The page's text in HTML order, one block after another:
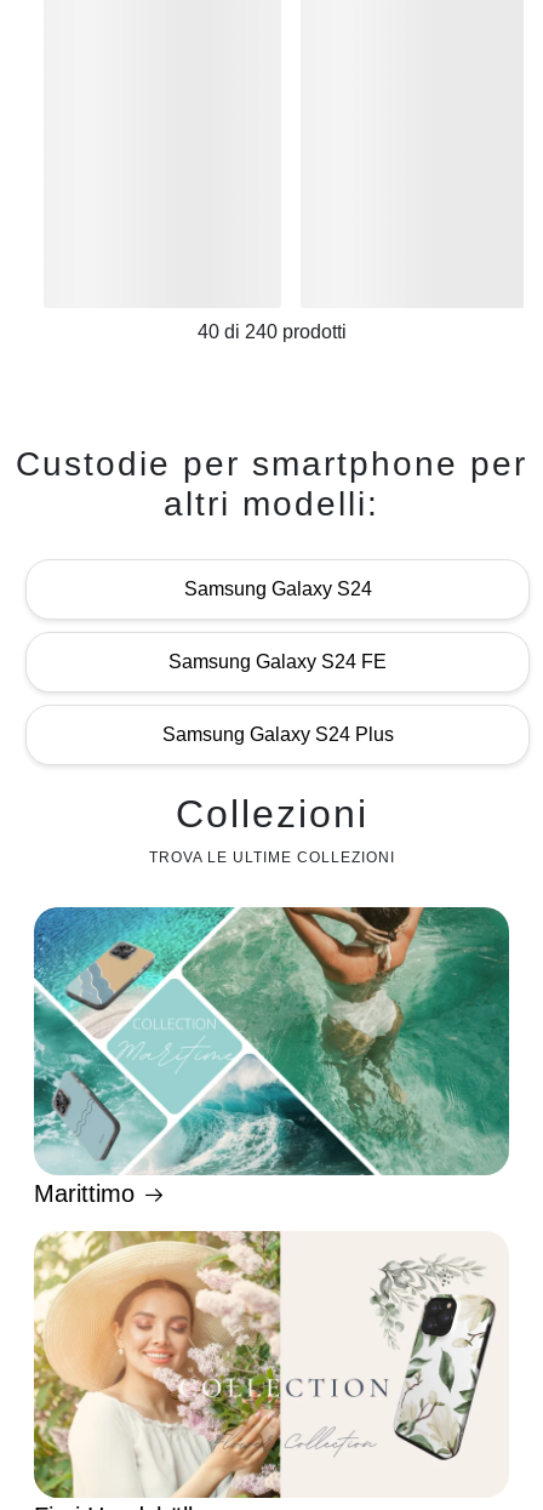
40di 240prodotti
Custodie per smartphone per
altri modelli:
Samsung Galaxy S24
Samsung Galaxy S24 FE
Samsung Galaxy S24 Plus
Collezioni
TROVA LE ULTIME COLLEZIONI
Marittimo